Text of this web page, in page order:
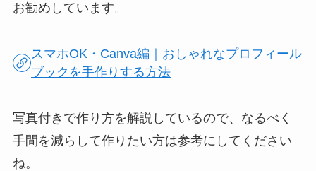
お勧めしています。
スマホOK・Canva編｜おしゃれなプロフィール
ブックを手作りする方法
写真付きで作り方を解説しているので、なるべく
手間を減らして作りたい方は参考にしてください
ね。